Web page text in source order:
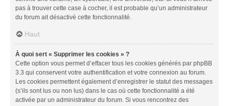
pas à trouver cette case à cocher, il est probable qu’un administrateur
du forum ait désactivé cette fonctionnalité.
Haut
À quoi sert « Supprimer les cookies » ?
Cette option vous permet d’effacer tous les cookies générés par phpBB
3.3 qui conservent votre authentification et votre connexion au forum.
Les cookies permettent également d’enregistrer le statut des messages
(s’ils sont lus ou non lus) dans le cas où cette fonctionnalité a été
activée par un administrateur du forum. Si vous rencontrez des